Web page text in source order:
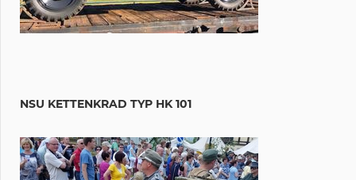
NSU KETTENKRAD TYP HK 101